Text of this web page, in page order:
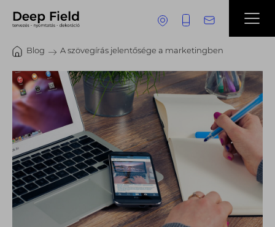
Blog A szövegírás jelentősége a marketingben